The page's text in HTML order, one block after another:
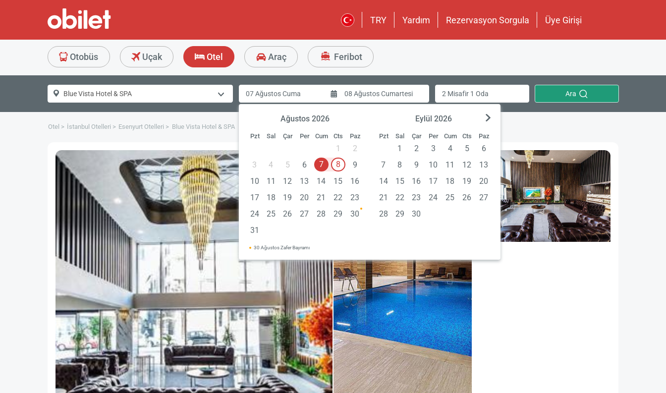
TRY Yardım Rezervasyon Sorgula Üye Girişi
Otobüs Uçak Otel Araç Feribot
Ağustos 2026
Pzt Sal Çar Per Cum Cts Paz
1
2
3
4 5 6 7 8
9
10
11 12 13 14 15
16
17
18 19 20 21 22
23
24
25 26 27 28 29
30
31
Eylül 2026
Pzt Sal Çar Per Cum Cts Paz
1 2 3 4 5
6
7
8 9 10 11 12
13
14
15 16 17 18 19
20
21
22 23 24 25 26
27
28
29 30
30 Ağustos Zafer Bayramı
2 Misafir 1 Oda Ara
Otel İstanbul Otelleri Esenyurt Otelleri Blue Vista Hotel & SPA